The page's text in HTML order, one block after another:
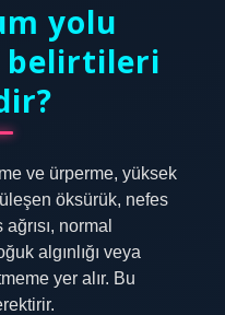
yolu
belirtileri
ve ürperme, yüksek
öksürük, nefes
normal
algınlığı veya
yer alır. Bu